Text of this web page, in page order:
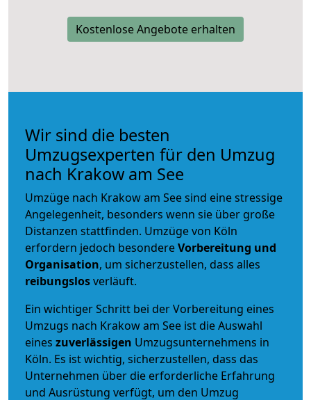
Kostenlose Angebote erhalten
Wir sind die besten
Umzugsexperten für den Umzug
nach Krakow am See
Umzüge nach Krakow am See sind eine stressige
Angelegenheit, besonders wenn sie über große
Distanzen stattfinden. Umzüge von Köln
erfordern jedoch besondereVorbereitung und
Organisation, um sicherzustellen, dass alles
reibungslosverläuft.
Ein wichtiger Schritt bei der Vorbereitung eines
Umzugs nach Krakow am See ist die Auswahl
eines zuverlässigen Umzugsunternehmens in
Köln. Es ist wichtig, sicherzustellen, dass das
Unternehmen über die erforderliche Erfahrung
und Ausrüstung verfügt, um den Umzug